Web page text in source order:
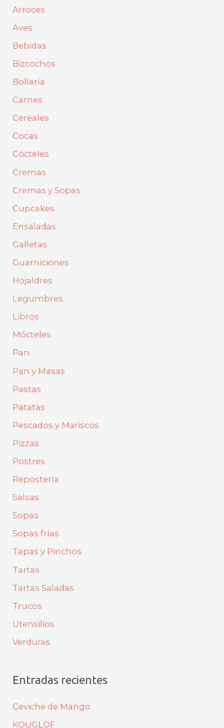
a
r
:
Arroces
Aves
Bebidas
Bizcochos
Bollería
Carnes
Cereales
Cocas
Cócteles
Cremas
Cremas y Sopas
Cupcakes
Ensaladas
Galletas
Guarniciones
Hojaldres
Legumbres
Libros
Mócteles
Pan
Pan y Masas
Pastas
Patatas
Pescados y Mariscos
Pizzas
Postres
Repostería
Salsas
Sopas
Sopas frías
Tapas y Pinchos
Tartas
Tartas Saladas
Trucos
Utensilios
Verduras
Entradas recientes
Ceviche de Mango
KOUGLOF